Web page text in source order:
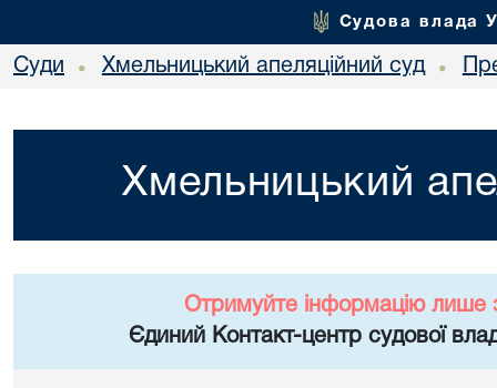
Судова влада
Суди • Хмельницький апеляційний суд •
Хмельницький
Отримуйте інформацію лише
Єдиний Контакт-центр судової